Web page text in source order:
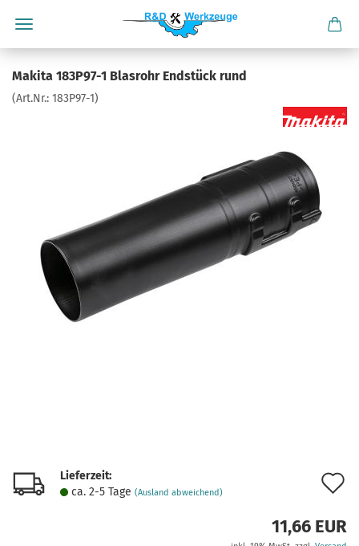
Makita 183P97-1 Blasrohr Endstück rund
(Art.Nr.: 183P97-1)
Lieferzeit:
ca. 2-5 Tage (Ausland abweichend)
11,66 EUR